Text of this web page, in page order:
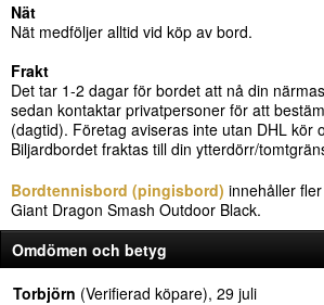
Nät
Nät medföljer alltid vid köp av bord.
Frakt
Det tar 1-2 dagar för bordet att nå din
sedan kontaktar privatpersoner för att
(dagtid). Företag aviseras inte utan DHL kör
Biljardbordet fraktas till din ytterdörr/
Bordtennisbord (pingisbord) innehåller
Giant Dragon Smash Outdoor Black.
Omdömen och betyg
Torbjörn (Verifierad köpare), 29 juli